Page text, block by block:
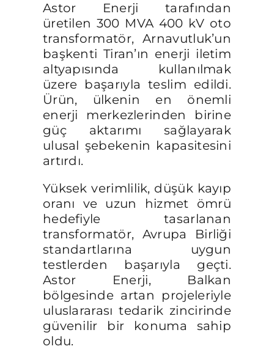
Astor Enerji tarafından
üretilen 300 MVA 400 kV oto
transformatör, Arnavutluk’un
başkenti Tiran’ın enerji iletim
altyapısında kullanılmak
üzere başarıyla teslim edildi.
Ürün, ülkenin en önemli
enerji merkezlerinden birine
güç aktarımı sağlayarak
ulusal şebekenin kapasitesini
artırdı.
Yüksek verimlilik, düşük kayıp
oranı ve uzun hizmet ömrü
hedefiyle tasarlanan
transformatör, Avrupa Birliği
standartlarına uygun
testlerden başarıyla geçti.
Astor Enerji, Balkan
bölgesinde artan projeleriyle
uluslararası tedarik zincirinde
güvenilir bir konuma sahip
oldu.